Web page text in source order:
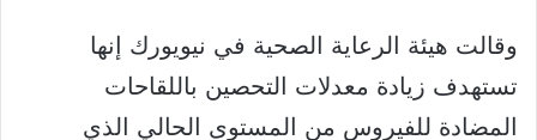
وقالت هيئة الرعاية الصحية في نيويورك إنها
تستهدف زيادة معدلات التحصين باللقاحات
المضادة للفيروس من المستوى الحالي الذي